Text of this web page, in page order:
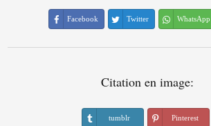
Facebook Twitter WhatsApp
Citation en image:
tumblr Pinterest